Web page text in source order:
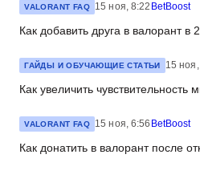
VALORANT FAQ 15 ноя, 8:22 BetBoost
Как добавить друга в валорант в
ГАЙДЫ И ОБУЧАЮЩИЕ СТАТЬИ 15
Как увеличить чувствительность
VALORANT FAQ 15 ноя, 6:56 BetBoost
Как донатить в валорант после